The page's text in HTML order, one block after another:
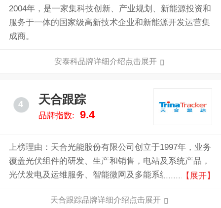
2004年，是一家集科技创新、产业规划、新能源投资和
服务于一体的国家级高新技术企业和新能源开发运营集
成商。
安泰科品牌详细介绍点击展开
4 天合跟踪
品牌指数: 9.4
上榜理由：天合光能股份有限公司创立于1997年，业务
覆盖光伏组件的研发、生产和销售，电站及系统产品，
光伏发电及运维服务、智能微网及多能系统的开发和销
源解决方案的领导者，助力新型电力系统变革，创建美
【展开】
天合跟踪品牌详细介绍点击展开